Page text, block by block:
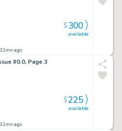
ago
available
$300
#0.0, Page 3
ago
available
$225